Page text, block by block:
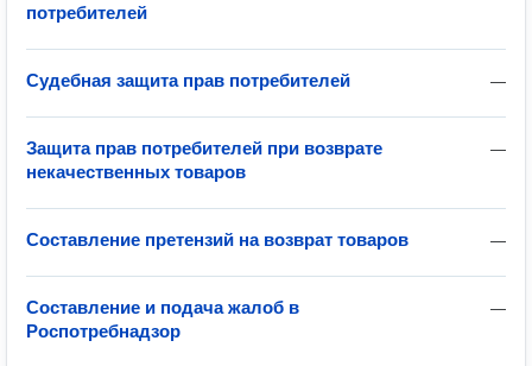
потребителей
—
Судебная защита прав потребителей
—
Защита прав потребителей при возврате
некачественных товаров
—
Составление претензий на возврат товаров
—
Составление и подача жалоб в
Роспотребнадзор